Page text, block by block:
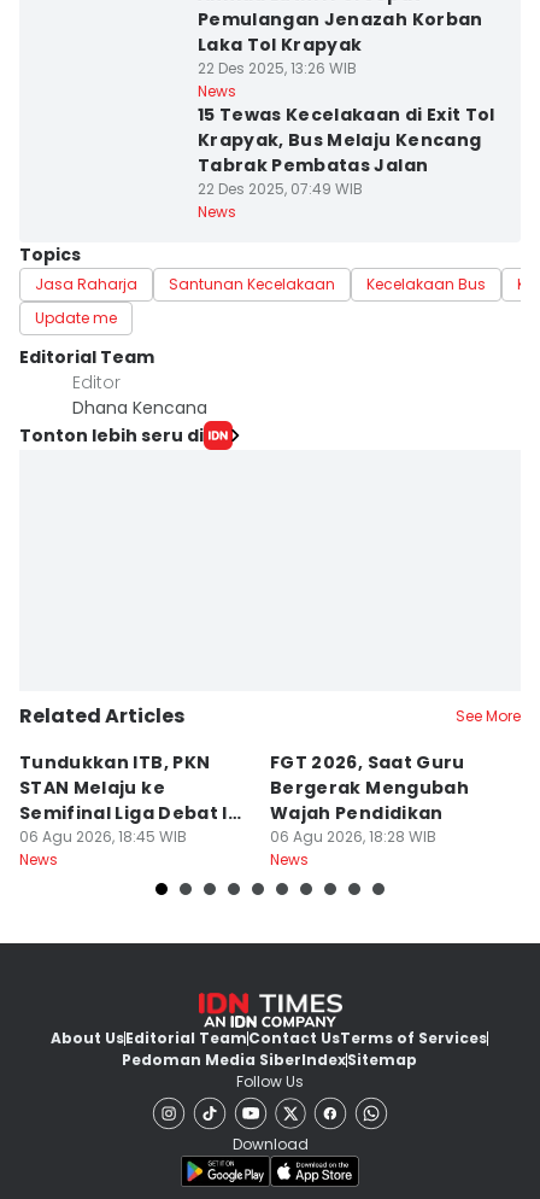
Pemulangan Jenazah Korban
Laka Tol Krapyak
22 Des 2025, 13:26 WIB
News
15 Tewas Kecelakaan di Exit Tol
Krapyak, Bus Melaju Kencang
Tabrak Pembatas Jalan
22 Des 2025, 07:49 WIB
News
Topics
Jasa Raharja Santunan Kecelakaan Kecelakaan Bus
Update me
Editorial Team
Editor
Dhana Kencana
Tonton lebih seru di
Related Articles See More
Tundukkan ITB, PKN
STAN Melaju ke
Semifinal Liga Debat IDN
Times 2026
06 Agu 2026, 18:45 WIB
News
FGT 2026, Saat Guru
Bergerak Mengubah
Wajah Pendidikan
06 Agu 2026, 18:28 WIB
News
About UsEditorial TeamContact UsTerms of Services
Pedoman Media SiberIndexSitemap
Follow Us
Download